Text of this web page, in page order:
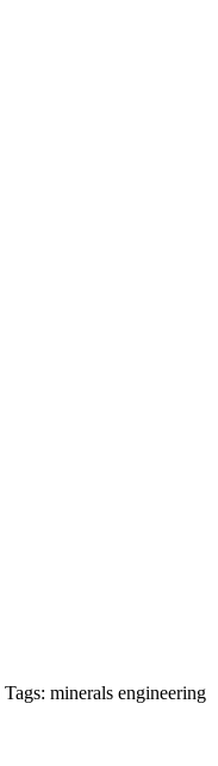
Tags: minerals engineering